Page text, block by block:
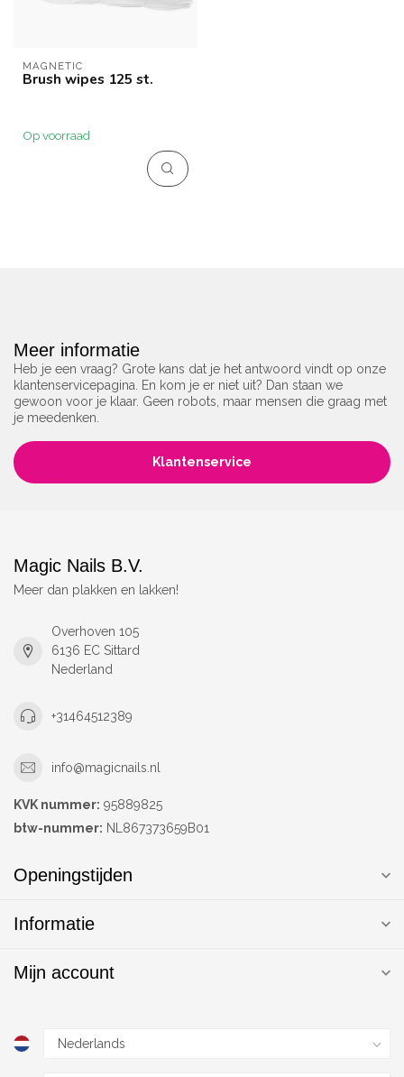
MAGNETIC
Brush wipes 125 st.
Op voorraad
Meer informatie
Heb je een vraag? Grote kans dat je het antwoord vindt op onze
klantenservicepagina. En kom je er niet uit? Dan staan we
gewoon voor je klaar. Geen robots, maar mensen die graag met
je meedenken.
Klantenservice
Magic Nails B.V.
Meer dan plakken en lakken!
Overhoven 105
6136 EC Sittard
Nederland
+31464512389
info@magicnails.nl
KVK nummer: 95889825
btw-nummer: NL867373659B01
Openingstijden
Informatie
Mijn account